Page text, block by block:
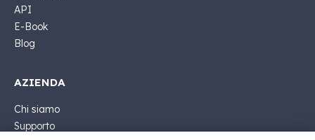
API
E-Book
Blog
AZIENDA
Chi siamo
Supporto